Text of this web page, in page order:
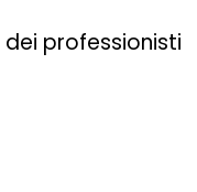
professionisti